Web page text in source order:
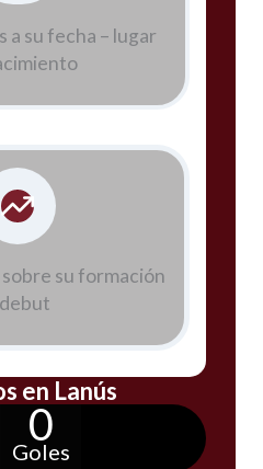
a su fecha – lugar
su formación
en Lanús
0
Goles